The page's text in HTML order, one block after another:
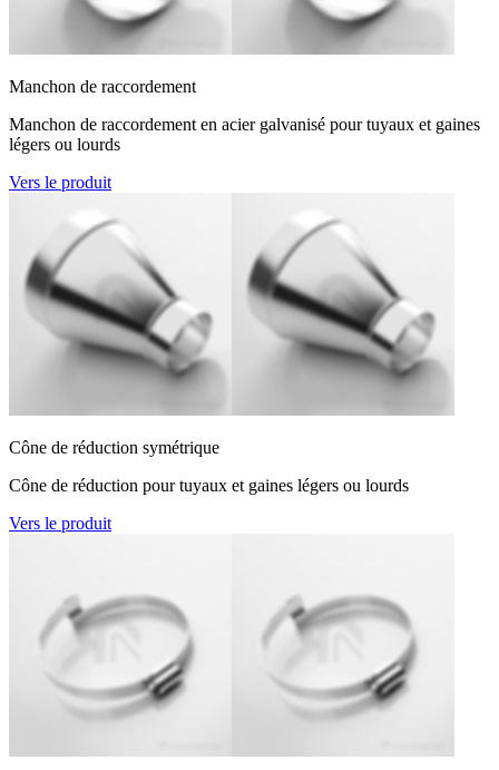
Manchon de raccordement
Manchon de raccordement en acier galvanisé pour tuyaux et gaines
légers ou lourds
Vers le produit
Cône de réduction symétrique
Cône de réduction pour tuyaux et gaines légers ou lourds
Vers le produit